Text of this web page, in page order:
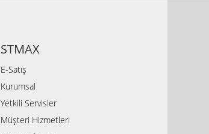
STMAX
E-Satış
Kurumsal
Yetkili Servisler
Müşteri Hizmetleri